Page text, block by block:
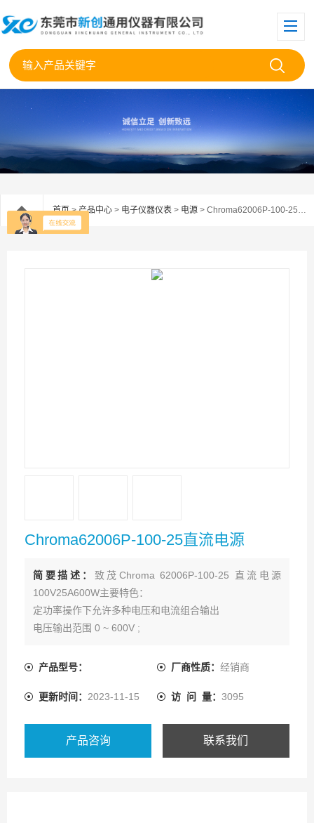
首页>产品中心 > 电子仪器仪表 > 电源 > Chroma62006P-100-25直流电源
Chroma62006P-100-25直流电源
简要描述： 致茂Chroma 62006P-100-25 直流电源
100V25A600W主要特色：
定功率操作下允许多种电压和电流组合输出
电压输出范围 0 ~ 600V ;
功率输出范围 600W, 1200W, 2400W, 5000W
高功率因素到 0.95
产品型号： 厂商性质： 经销商
更新时间： 2023-11-15 访 问 量： 3095
产品咨询 联系我们